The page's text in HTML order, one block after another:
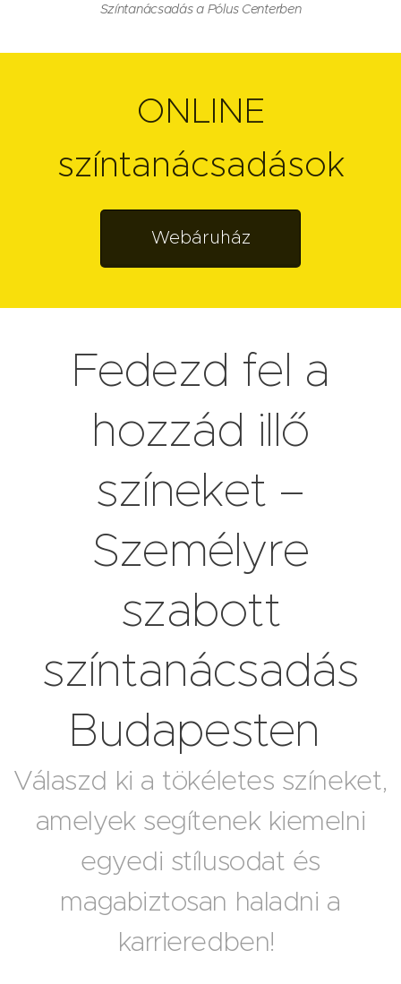
Színtanácsadás a Pólus Centerben
ONLINE
színtanácsadások
Webáruház
Fedezd fel a
hozzád illő
színeket –
Személyre
szabott
színtanácsadás
Budapesten
Válaszd ki a tökéletes színeket,
amelyek segítenek kiemelni
egyedi stílusodat és
magabiztosan haladni a
karrieredben!